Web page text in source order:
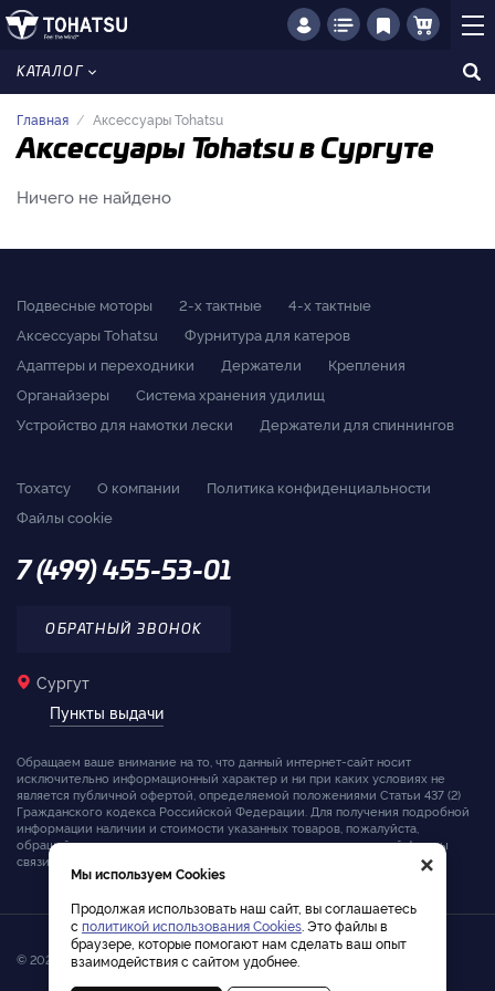
КАТАЛОГ
Главная Аксессуары Tohatsu
Аксессуары Tohatsu в Сургуте
Ничего не найдено
Подвесные моторы 2-x тактные
4-x тактные
Аксессуары Tohatsu
Фурнитура для катеров
Адаптеры и переходники
Держатели
Крепления
Органайзеры
Система хранения удилищ
Устройство для намотки лески
Держатели для спиннингов
Тохатсу О компании
Политика конфиденциальности
Файлы cookie
7 (499) 455-53-01
ОБРАТНЫЙ ЗВОНОК
Сургут
Пункты выдачи
Обращаем ваше внимание на то, что данный интернет-сайт носит
исключительно информационный характер и ни при каких условиях не
является публичной офертой, определяемой положениями Статьи 437 (2)
Гражданского кодекса Российской Федерации. Для получения подробной
информации наличии и стоимости указанных товаров, пожалуйста,
обращайтесь к менеджерам компании с помощью специальной формы
связи на сайте или по телефону.
© 2026. Интернет-магазин лодочных моторов Tohatsu
×
Мы используем Cookies
Продолжая использовать наш сайт, вы соглашаетесь
с политикой использования Cookies . Это файлы в
браузере, которые помогают нам сделать ваш опыт
взаимодействия с сайтом удобнее.